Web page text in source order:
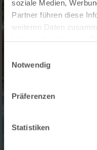
soziale Medien,
Partner führen diese
weiteren Daten
Notwendig
Präferenzen
Statistiken